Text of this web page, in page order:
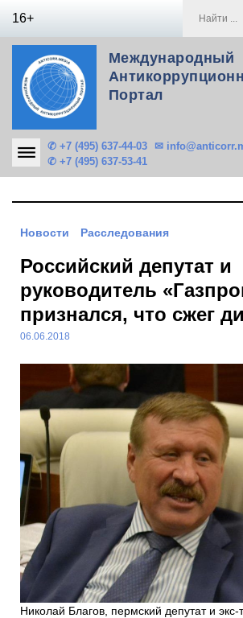
16+
Международный
Портал
✆ +7 (495) 637-44-03
✆ +7 (495) 637-53-41
✉
Новости Расследования
Российский депутат и
руководитель
признался, что сжег
06.06.2018
Николай Благов, пермский депутат и